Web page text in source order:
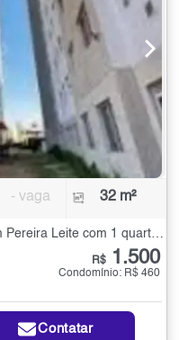
- vaga 32 m²
R$ 1.500
Condomínio: R$ 460
Contatar